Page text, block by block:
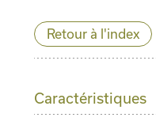
Retour à l'index
Caractéristiques